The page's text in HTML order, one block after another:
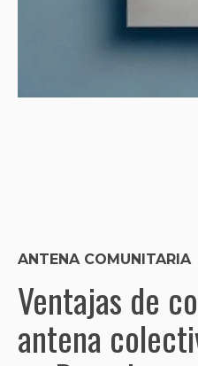
ANTENA COMUNITARIA
Ventajas de
antena